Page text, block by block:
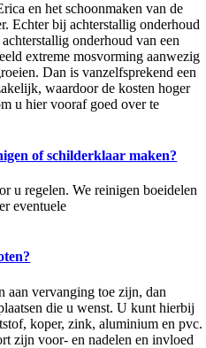
en het schoonmaken van de
Echter bij achterstallig onderhoud
onderhoud van een
extreme mosvorming aanwezig
Dan is vanzelfsprekend een
waardoor de kosten hoger
u hier vooraf goed over te
of schilderklaar maken?
u regelen. We reinigen boeidelen
eventuele
aan vervanging toe zijn, dan
die u wenst. U kunt hierbij
koper, zink, aluminium en pvc.
zijn voor- en nadelen en invloed